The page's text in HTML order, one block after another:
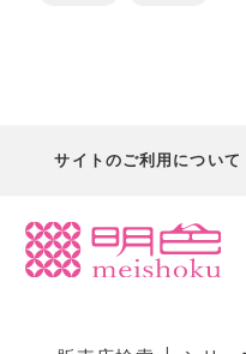
サイトのご利用について